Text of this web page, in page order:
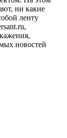
ни какие
ленту
новостей